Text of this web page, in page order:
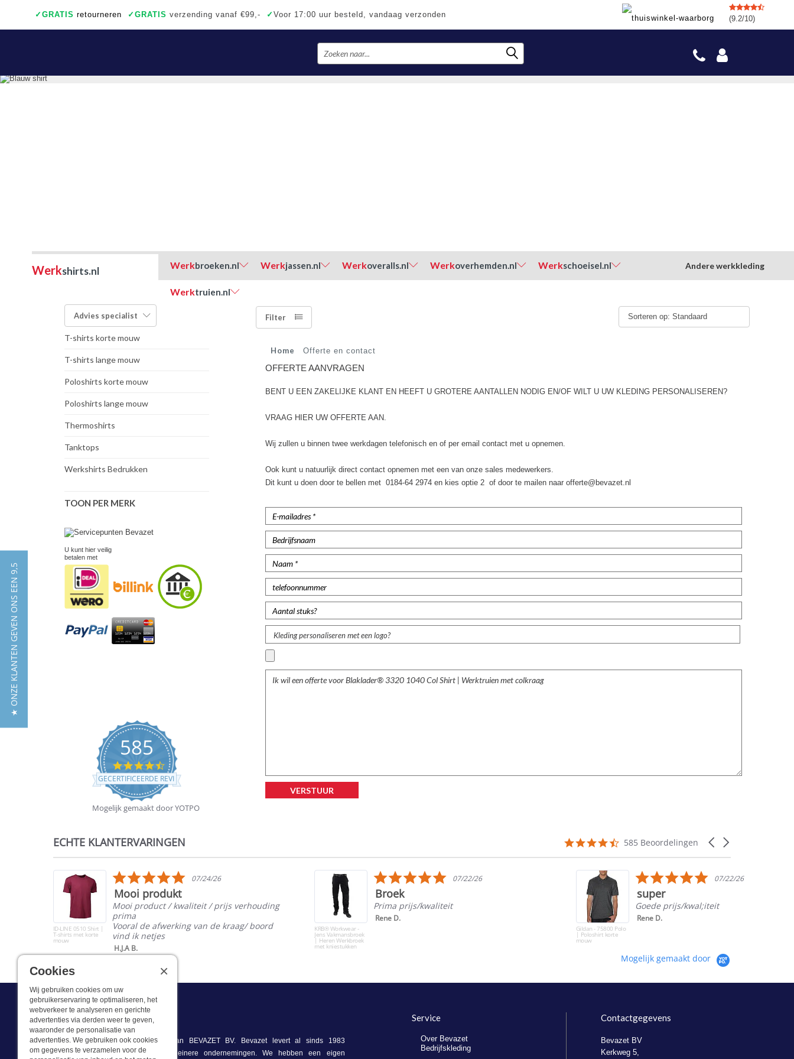
✓ GRATIS retourneren ✓ GRATIS verzending vanaf €99,- ✓ Voor 17:00 uur besteld, vandaag verzonden (9.2/10)
Werkshirts.nl Werkbroeken.nl Werkjassen.nl Werkoveralls.nl Werkoverhemden.nl Werkschoeisel.nl
Werktruien.nl
Andere werkkleding
FILTER OP TYPE:
T-shirts korte mouw
T-shirts lange mouw
Poloshirts korte mouw
Poloshirts lange mouw
Thermoshirts
Tanktops
Werkshirts Bedrukken
TOON PER MERK
U kunt hier veilig
betalen met
585
4.5
star
rating
GECERTIFICEERDE REVIEWS
Mogelijk gemaakt door YOTPO
Filter
Advies specialist Sorteren op: Standaard
Home Offerte en contact
OFFERTE AANVRAGEN
BENT U EEN ZAKELIJKE KLANT EN HEEFT U GROTERE AANTALLEN NODIG EN/OF WILT U UW KLEDING PERSONALISEREN?
VRAAG HIER UW OFFERTE AAN.
Wij zullen u binnen twee werkdagen telefonisch en of per email contact met u opnemen.
Ook kunt u natuurlijk direct contact opnemen met een van onze sales medewerkers.
Dit kunt u doen door te bellen met 0184-64 2974 en kies optie 2 of door te mailen naar offerte@bevazet.nl
Kleding personaliseren met een logo?
ECHTE KLANTERVARINGEN
Reviews
Carousel
4.5
rating
585 Beoordelingen
ID-LINE 0510 Shirt |
T-shirts met korte
mouw
5.0
star
07/24/26
Mooi produkt
Mooi product / kwaliteit / prijs verhouding
prima
Vooral de afwerking van de kraag/ boord
vind ik netjes
H.J.A B.
KRB® Workwear -
Jens Vakmansbroek
| Heren Werkbroek
met kniestukken
5.0
star
07/22/26
Broek
Prima prijs/kwaliteit
Rene D.
Gildan - 75800 Polo
| Poloshirt korte
mouw
5.0
star
07/22/26
super
Goede prijs/kwal;iteit
Rene D.
Mogelijk gemaakt door
Service
Over Bevazet
Bedrijfskleding
Contactgegevens
Bevazet BV
Kerkweg 5,
Wat we doen
Deze webshop is onderdeel van BEVAZET BV. Bevazet levert al sinds 1983
bedrijfskleding aan grote en kleinere ondernemingen. We hebben een eigen
Cookies
Wij gebruiken cookies om uw
gebruikerservaring te optimaliseren, het
webverkeer te analyseren en gerichte
advertenties via derden weer te geven,
waaronder de personalisatie van
advertenties. We gebruiken ook cookies
om gegevens te verzamelen voor de
×
★ ONZE KLANTEN GEVEN ONS EEN 9,5